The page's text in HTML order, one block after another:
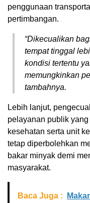
penggunaan
pertimbangan.
“Dikecualikan
tempat tinggal
kondisi tertentu
memungkinkan
tambahnya.
Lebih lanjut,
pelayanan publik
kesehatan serta unit
tetap diperbolehkan
bakar minyak demi
masyarakat.
Baca Juga :